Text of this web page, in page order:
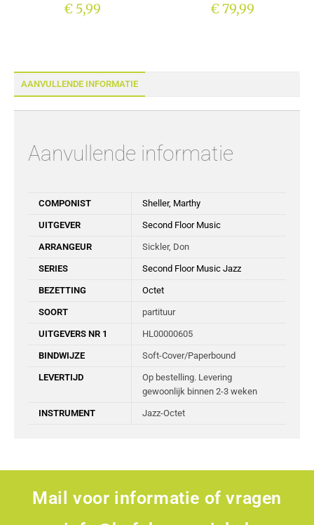
AANVULLENDE INFORMATIE
Aanvullende informatie
COMPONIST Sheller, Marthy
UITGEVER Second Floor Music
ARRANGEUR Sickler, Don
SERIES Second Floor Music Jazz
BEZETTING Octet
SOORT partituur
UITGEVERS NR 1 HL00000605
BINDWIJZE Soft-Cover/Paperbound
LEVERTIJD
Op bestelling. Levering
gewoonlijk binnen 2-3 weken
INSTRUMENT Jazz-Octet
€5,99 €79,99
Mail voor informatie of vragen